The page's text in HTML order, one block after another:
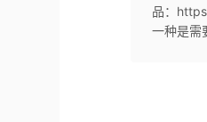
品：
一种是需